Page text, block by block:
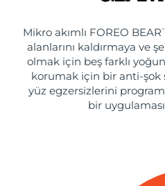
Mikro akımlı FOREO BEAR ™
alanlarını kaldırmaya ve
olmak için beş farklı
korumak için bir anti-şok
yüz egzersizlerini
bir